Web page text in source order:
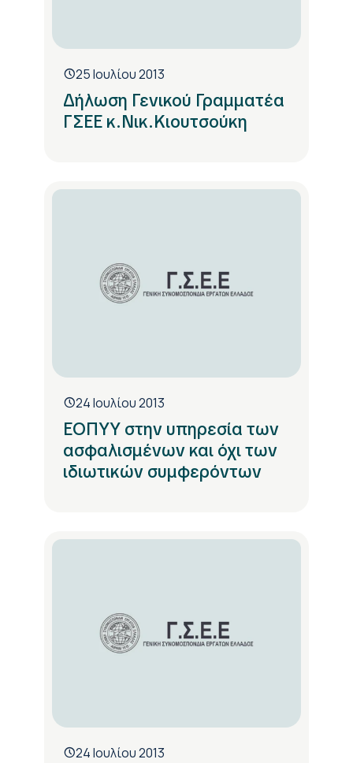
25 Ιουλίου 2013
Δήλωση Γενικού Γραμματέα
ΓΣΕΕ κ.Νικ.Κιουτσούκη
24 Ιουλίου 2013
ΕΟΠΥΥ στην υπηρεσία των
ασφαλισμένων και όχι των
ιδιωτικών συμφερόντων
24 Ιουλίου 2013